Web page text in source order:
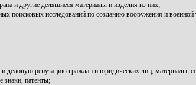
и другие делящиеся материалы и изделия из них;
поисковых исследований по созданию вооружения и
деловую репутацию граждан и юридических лиц; материалы,
знаки, патенты;